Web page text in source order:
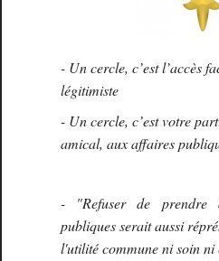
- Un cercle, c’est l’accès
légitimiste
- Un cercle, c’est votre
amical, aux affaires
- "Refuser de prendre
publiques serait aussi
l'utilité commune ni soin